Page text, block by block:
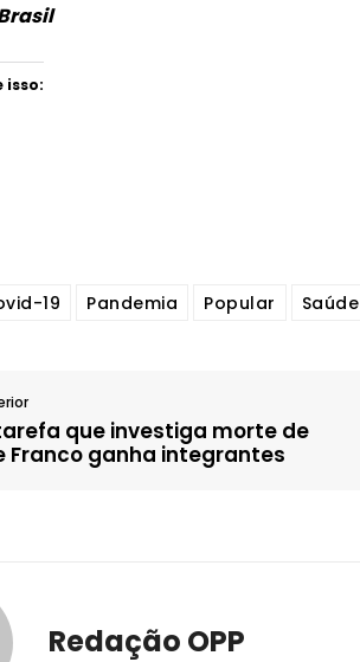
isso:
19 Pandemia Popular Saúde
que investiga morte de
Franco ganha integrantes
Redação OPP